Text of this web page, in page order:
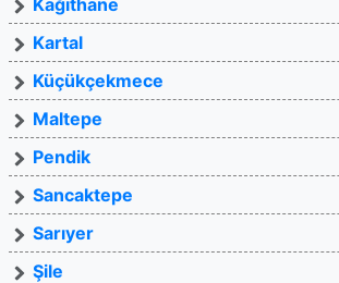
Kağıthane
Kartal
Küçükçekmece
Maltepe
Pendik
Sancaktepe
Sarıyer
Şile